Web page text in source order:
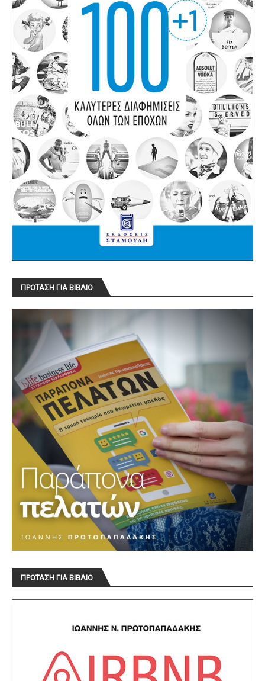
ΠΡΟΤΑΣΗ ΓΙΑ ΒΙΒΛΙΟ
ΠΡΟΤΑΣΗ ΓΙΑ ΒΙΒΛΙΟ